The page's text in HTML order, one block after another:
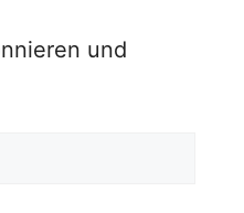
und